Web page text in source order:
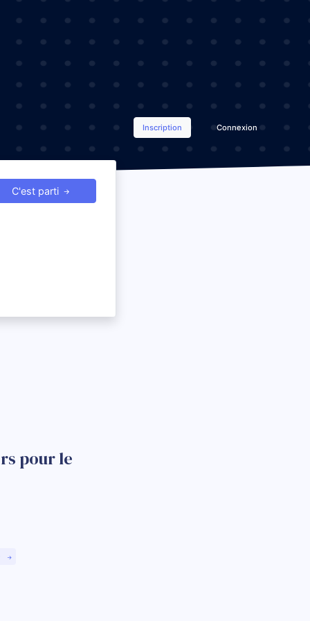
Inscription Connexion
C'est parti
pour le